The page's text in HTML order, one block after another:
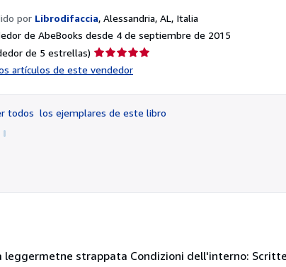
por Librodifaccia, Alessandria, AL, Italia
de AbeBooks desde 4 de septiembre de 2015
de 5 estrellas) Calificación
artículos de este vendedor
todos los ejemplares de este libro
strappata Condizioni dell'interno: